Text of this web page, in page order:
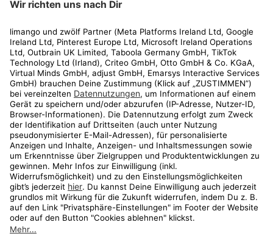
Kundenservice
Shop
Aktionen
Travel